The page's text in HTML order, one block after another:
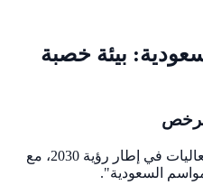
بيئة خصبة
المملكة تتيح حاليًا فرصًا كبيرة للفعاليات في إطار رؤية 2030، مع
السعودية".